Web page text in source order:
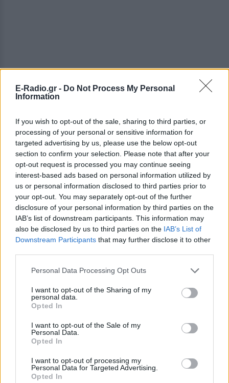
E-Radio.gr - Do Not Process My Personal
Information
If you wish to opt-out of the sale, sharing to third parties, or
processing of your personal or sensitive information for
targeted advertising by us, please use the below opt-out
section to confirm your selection. Please note that after your
opt-out request is processed you may continue seeing
interest-based ads based on personal information utilized by
us or personal information disclosed to third parties prior to
your opt-out. You may separately opt-out of the further
disclosure of your personal information by third parties on the
IAB’s list of downstream participants. This information may
also be disclosed by us to third parties on the IAB’s List of
Downstream Participants that may further disclose it to other
Personal Data Processing Opt Outs
I want to opt-out of the Sharing of my
personal data.
Opted In
I want to opt-out of the Sale of my
Personal Data.
Opted In
I want to opt-out of processing my
Personal Data for Targeted Advertising.
Opted In
[ΠΗΓΗ]
ΔΙΑΦΗΜΙΣΗ